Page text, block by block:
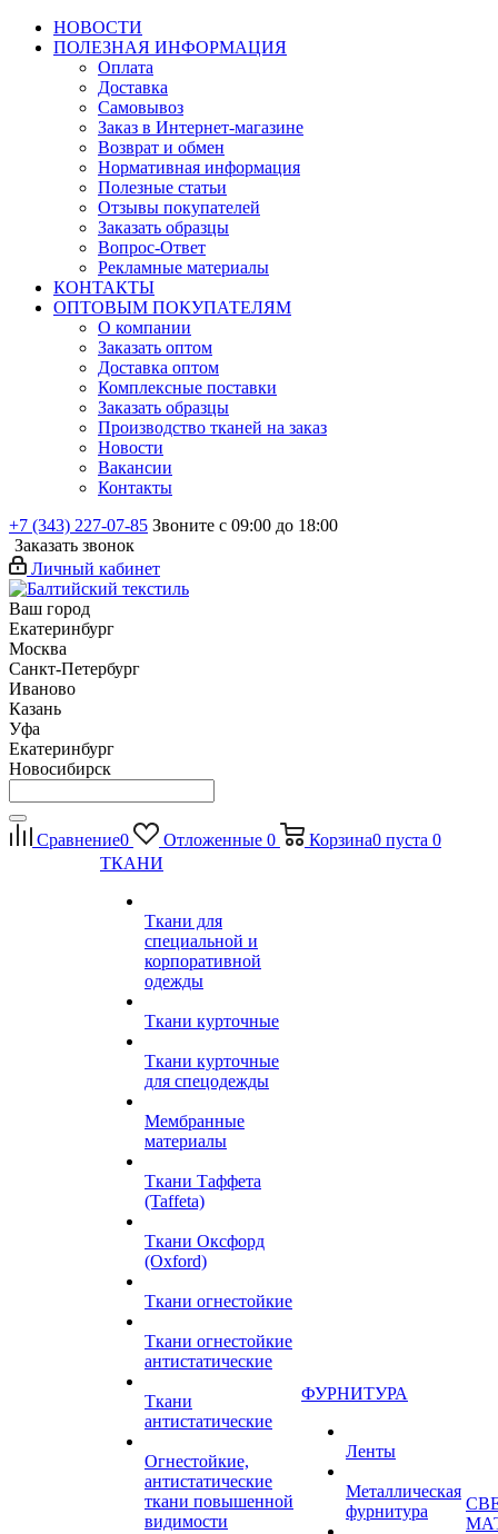
НОВОСТИ
ПОЛЕЗНАЯ ИНФОРМАЦИЯ
Оплата
Доставка
Самовывоз
Заказ в Интернет-магазине
Возврат и обмен
Нормативная информация
Полезные статьи
Отзывы покупателей
Заказать образцы
Вопрос-Ответ
Рекламные материалы
КОНТАКТЫ
ОПТОВЫМ ПОКУПАТЕЛЯМ
О компании
Заказать оптом
Доставка оптом
Комплексные поставки
Заказать образцы
Производство тканей на заказ
Новости
Вакансии
Контакты
+7 (343) 227-07-85 Звоните с 09:00 до 18:00
Заказать звонок
Личный кабинет
Ваш город
Екатеринбург
Москва
Санкт-Петербург
Иваново
Казань
Уфа
Екатеринбург
Новосибирск
Сравнение0 Отложенные 0 Корзина0 пуста 0
ТКАНИ
Ткани для
специальной и
корпоративной
одежды
Ткани курточные
Ткани курточные
для спецодежды
Мембранные
материалы
Ткани Таффета
(Taffeta)
Ткани Оксфорд
(Oxford)
Ткани огнестойкие
Ткани огнестойкие
антистатические
Ткани
антистатические
Огнестойкие,
антистатические
ткани повышенной
видимости
ФУРНИТУРА
Ленты
Металлическая
фурнитура